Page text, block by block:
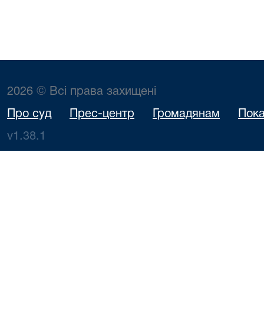
2026 © Всі права захищені
Про суд Прес-центр Громадянам
v1.38.1